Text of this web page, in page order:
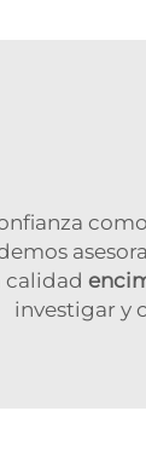
calidad
investigar y